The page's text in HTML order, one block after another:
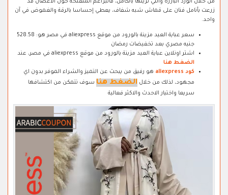
من خلال الورد البارزة والتي تزينها بالكامل، فالبراعم المتفتحة حول الأغصان قد
زرعت بأنامل فنان على قماش شبه شفاف، يعطي إحساسا بالرقة والغموض في آن
واحد.
سعر عباية العيد مزينة بالورود من موقع aliexpress في مصر هو: 528.58
جنيه مصري بعد تخفيضات رمضان
اشتر اونلاين عباية العيد مزينة بالورود من موقع aliexpress في مصر، عند
الضغط هنا
كود aliexpress
هو رفيق من يبحث عن التميز والشراء الموفر بدون اي
مجهود، لذلك من خلال الضغط هنا سوف تتمكن من اكتشافها
سريعا واختيار الاحدث والاكثر فعالية